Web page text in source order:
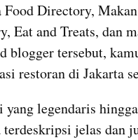
Food Directory,
Eat and Treats, dan
blogger tersebut,
restoran di Jakarta
legendaris
terdeskripsi jelas dan